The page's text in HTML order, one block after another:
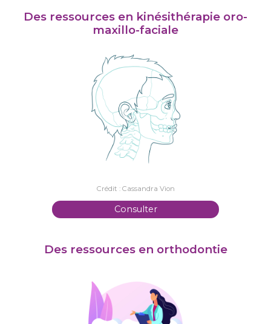
Des ressources en kinésithérapie oro-
maxillo-faciale
Crédit : Cassandra Vion
Consulter
Des ressources en orthodontie